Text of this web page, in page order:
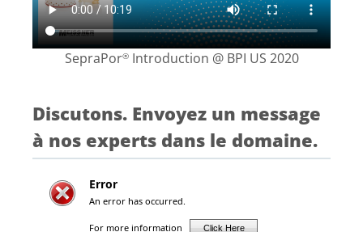
SepraPor®Introduction @ BPI US 2020
Discutons. Envoyez un message
à nos experts dans le domaine.